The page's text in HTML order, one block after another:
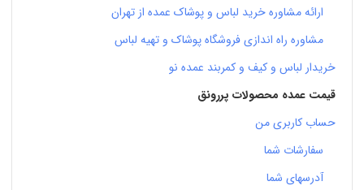
ارائه مشاوره خرید لباس و پوشاک عمده از تهران
مشاوره راه اندازی فروشگاه پوشاک و تهیه لباس
خریدار لباس و کیف و کمربند عمده نو
قیمت عمده محصولات پررونق
حساب کاربری من
سفارشات شما
آدرسهای شما